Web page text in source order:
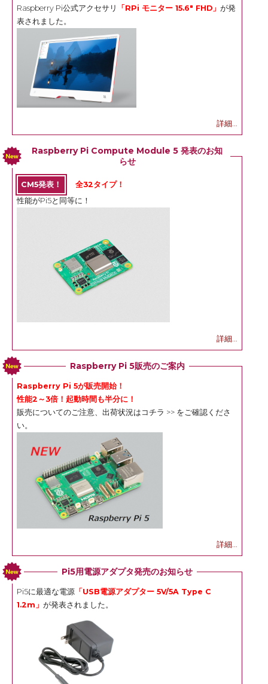
Raspberry Pi公式アクセサリ 「RPi モニター 15.6" FHD」 が発
表されました。
詳細...
Raspberry Pi Compute Module 5 発表のお知
らせ
CM5発表！
全32タイプ！
性能がPi5と同等に！
詳細...
Raspberry Pi 5販売のご案内
Raspberry Pi 5が販売開始！
性能2～3倍！起動時間も半分に！
販売についてのご注意、出荷状況は コチラ >> をご確認くださ
い。
詳細...
Pi5用電源アダプタ発売のお知らせ
Pi5に最適な電源 「USB電源アダプター 5V/5A Type C
1.2m」 が発表されました。